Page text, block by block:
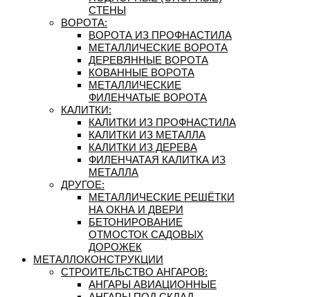
СТЕНЫ
ВОРОТА:
ВОРОТА ИЗ ПРОФНАСТИЛА
МЕТАЛЛИЧЕСКИЕ ВОРОТА
ДЕРЕВЯННЫЕ ВОРОТА
КОВАННЫЕ ВОРОТА
МЕТАЛЛИЧЕСКИЕ
ФИЛЕНЧАТЫЕ ВОРОТА
КАЛИТКИ:
КАЛИТКИ ИЗ ПРОФНАСТИЛА
КАЛИТКИ ИЗ МЕТАЛЛА
КАЛИТКИ ИЗ ДЕРЕВА
ФИЛЕНЧАТАЯ КАЛИТКА ИЗ
МЕТАЛЛА
ДРУГОЕ:
МЕТАЛЛИЧЕСКИЕ РЕШЁТКИ
НА ОКНА И ДВЕРИ
БЕТОНИРОВАНИЕ
ОТМОСТОК САДОВЫХ
ДОРОЖЕК
МЕТАЛЛОКОНСТРУКЦИИ
СТРОИТЕЛЬСТВО АНГАРОВ:
АНГАРЫ АВИАЦИОННЫЕ